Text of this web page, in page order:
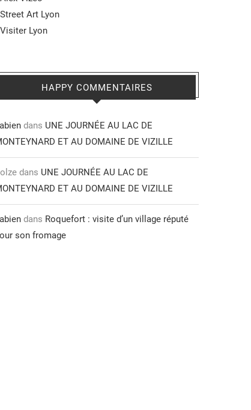
Street Art Lyon
Visiter Lyon
HAPPY COMMENTAIRES
dans UNE JOURNÉE AU LAC DE
ET AU DOMAINE DE VIZILLE
dans UNE JOURNÉE AU LAC DE
ET AU DOMAINE DE VIZILLE
dans Roquefort : visite d’un village réputé
son fromage